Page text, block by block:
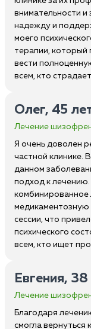
внимательности и
надежду и
моего
терапии, который
вести
всем, кто
Олег, 45
Лечение
Я очень доволен
частной клинике.
данном
подход к
медикаментозную
сессии, что
психического
всем, кто ищет
Евгения, 38
Лечение
Благодаря
смогла вернуться